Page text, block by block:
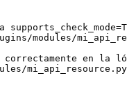
modules/
correctamente en la